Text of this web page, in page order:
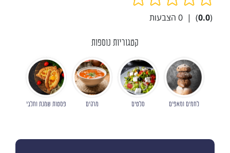
(
0.0
)
|
0 הצבעות
קטגוריות נוספות
לחמים ומאפים סלטים מרקים פסטות שמנת וחלבי